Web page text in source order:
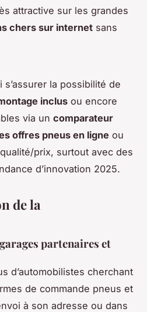
attractive sur les grandes
chers sur internet sans
la possibilité de
inclus ou encore
via un comparateur
offres pneus en ligne ou
prix, surtout avec des
d’innovation 2025.
de la
partenaires et
d’automobilistes cherchant
de commande pneus et
à son adresse ou dans